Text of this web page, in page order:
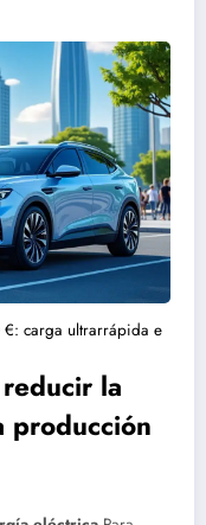
€: carga ultrarrápida e
la
producción